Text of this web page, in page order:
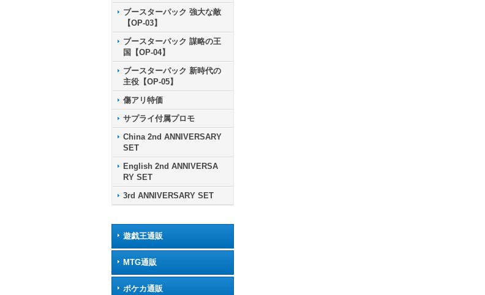
ブースターパック 強大な敵
【OP-03】
ブースターパック 謀略の王
国【OP-04】
ブースターパック 新時代の
主役【OP-05】
傷アリ特価
サプライ付属プロモ
China 2nd ANNIVERSARY
SET
English 2nd ANNIVERSA
RY SET
3rd ANNIVERSARY SET
遊戯王通販
MTG通販
ポケカ通販